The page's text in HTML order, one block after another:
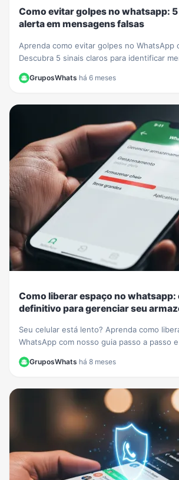
Como evitar golpes no whatsapp:
alerta em mensagens falsas
Aprenda como evitar golpes no WhatsApp
Descubra 5 sinais claros para identificar
GruposWhats·há 6 meses
Como liberar espaço no whatsapp:
definitivo para gerenciar seu
Seu celular está lento? Aprenda como
WhatsApp com nosso guia passo a passo
desempenho do seu aparelho hoje mesmo.
GruposWhats·há 8 meses